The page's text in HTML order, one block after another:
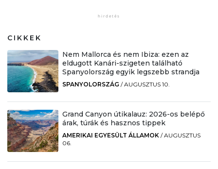
CIKKEK
Nem Mallorca és nem Ibiza: ezen az
eldugott Kanári-szigeten található
Spanyolország egyik legszebb strandja
SPANYOLORSZÁG /AUGUSZTUS 10.
Grand Canyon útikalauz: 2026-os belépő
árak, túrák és hasznos tippek
AMERIKAI EGYESÜLT ÁLLAMOK /AUGUSZTUS
06.